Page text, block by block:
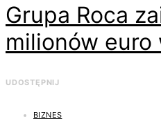
Grupa Roca
milionów
UDOSTĘPNIJ
BIZNES